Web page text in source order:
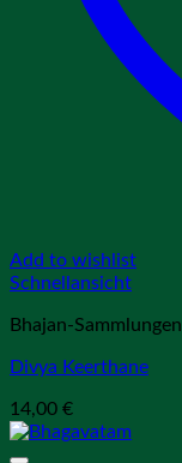
Add to wishlist
Schnellansicht
Bhajan-Sammlungen
Divya Keerthane
14,00 €